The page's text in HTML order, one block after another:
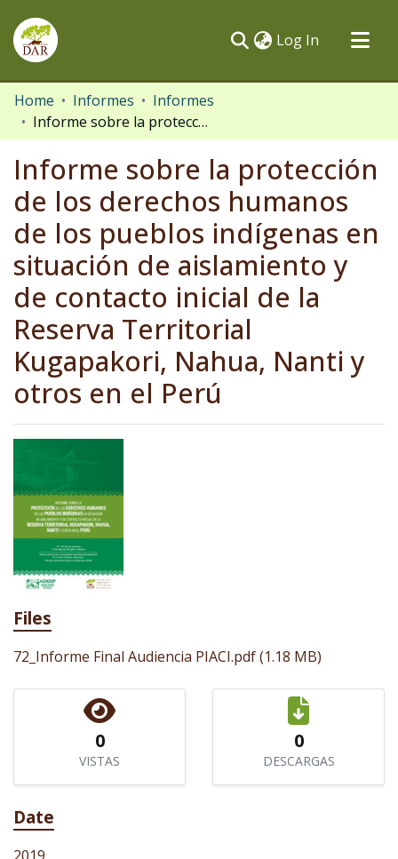
Log In (current)
Communities & Collections
All of DSpace
Home Informes
Informes
Informe sobre la protección de los derechos humanos de los pueblos indígenas en situación de aislamiento y de contacto inicial de la Reserva Territorial Kugapakori, Nahua, Nanti y otros en el Perú
Informe sobre la protección
de los derechos humanos
de los pueblos indígenas en
situación de aislamiento y
de contacto inicial de la
Reserva Territorial
Kugapakori, Nahua, Nanti y
otros en el Perú
Files
72_Informe Final Audiencia PIACI.pdf(1.18 MB)
0
VISTAS
0
DESCARGAS
Date